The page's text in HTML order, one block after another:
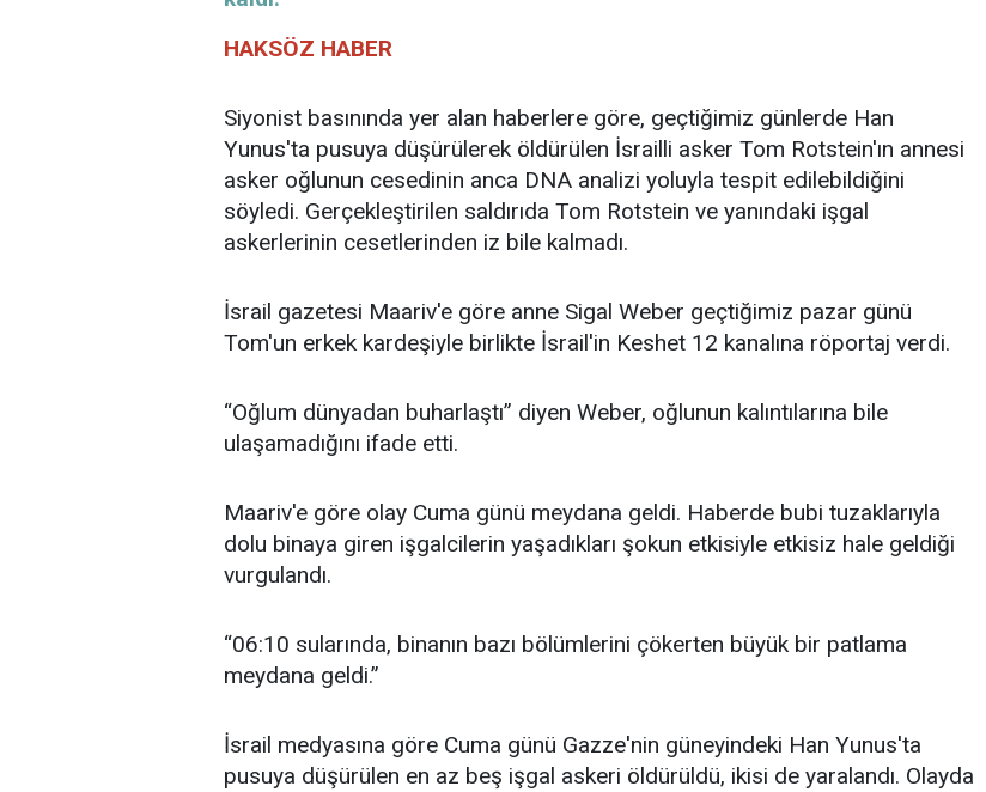
HAKSÖZ HABER
Siyonist basınında yer alan haberlere göre, geçtiğimiz günlerde Han
Yunus'ta pusuya düşürülerek öldürülen İsrailli asker Tom Rotstein'ın annesi
asker oğlunun cesedinin anca DNA analizi yoluyla tespit edilebildiğini
söyledi. Gerçekleştirilen saldırıda Tom Rotstein ve yanındaki işgal
askerlerinin cesetlerinden iz bile kalmadı.
İsrail gazetesi Maariv'e göre anne Sigal Weber geçtiğimiz pazar günü
Tom'un erkek kardeşiyle birlikte İsrail'in Keshet 12 kanalına röportaj verdi.
“Oğlum dünyadan buharlaştı” diyen Weber, oğlunun kalıntılarına bile
ulaşamadığını ifade etti.
Maariv'e göre olay Cuma günü meydana geldi. Haberde bubi tuzaklarıyla
dolu binaya giren işgalcilerin yaşadıkları şokun etkisiyle etkisiz hale geldiği
vurgulandı.
“06:10 sularında, binanın bazı bölümlerini çökerten büyük bir patlama
meydana geldi.”
İsrail medyasına göre Cuma günü Gazze'nin güneyindeki Han Yunus'ta
pusuya düşürülen en az beş işgal askeri öldürüldü, ikisi de yaralandı. Olayda